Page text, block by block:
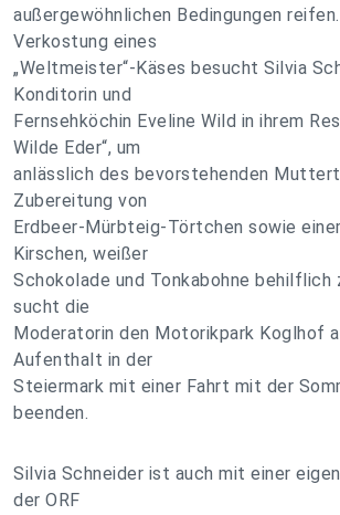
außergewöhnlichen Bedingungen
Verkostung eines
„Weltmeister“-Käses besucht Silvia
Konditorin und
Fernsehköchin Eveline Wild in ihrem
Wilde Eder“, um
anlässlich des bevorstehenden
Zubereitung von
Erdbeer-Mürbteig-Törtchen sowie
Kirschen, weißer
Schokolade und Tonkabohne behilflich
sucht die
Moderatorin den Motorikpark Koglhof
Aufenthalt in der
Steiermark mit einer Fahrt mit der
beenden.
Silvia Schneider ist auch mit einer
der ORF